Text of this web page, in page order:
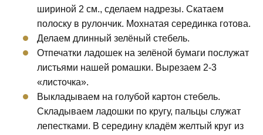
шириной 2 см., сделаем надрезы. Скатаем
полоску в рулончик. Мохнатая серединка готова.
Делаем длинный зелёный стебель.
Отпечатки ладошек на зелёной бумаги послужат
листьями нашей ромашки. Вырезаем 2-3
«листочка».
Выкладываем на голубой картон стебель.
Складываем ладошки по кругу, пальцы служат
лепестками. В середину кладём желтый круг из